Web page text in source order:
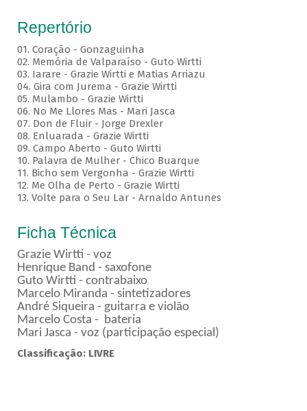
Repertório
01. Coração - Gonzaguinha
02. Memória de Valparaíso - Guto Wirtti
03. Iarare - Grazie Wirtti e Matias Arriazu
04. Gira com Jurema - Grazie Wirtti
05. Mulambo - Grazie Wirtti
06. No Me Llores Mas - Mari Jasca
07. Don de Fluir - Jorge Drexler
08. Enluarada - Grazie Wirtti
09. Campo Aberto - Guto Wirtti
10. Palavra de Mulher - Chico Buarque
11. Bicho sem Vergonha - Grazie Wirtti
12. Me Olha de Perto - Grazie Wirtti
13. Volte para o Seu Lar - Arnaldo Antunes
Ficha Técnica
Grazie Wirtti - voz
Henrique Band - saxofone
Guto Wirtti - contrabaixo
Marcelo Miranda - sintetizadores
André Siqueira - guitarra e violão
Marcelo Costa - bateria
Mari Jasca - voz (participação especial)
Classificação: LIVRE